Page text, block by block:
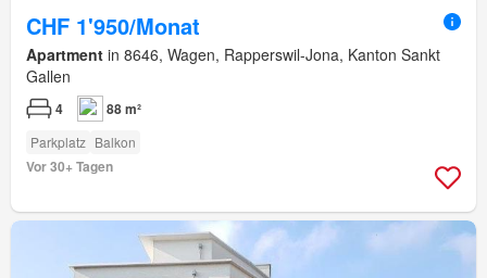
CHF 1'950/Monat
Apartment in 8646, Wagen, Rapperswil-Jona, Kanton Sankt
Gallen
4 88 m²
Parkplatz Balkon
Vor 30+ Tagen